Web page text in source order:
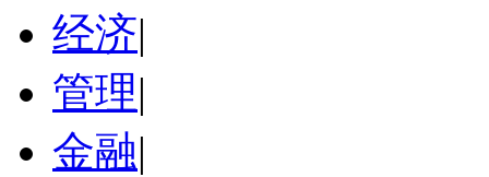
经济|
管理|
金融|